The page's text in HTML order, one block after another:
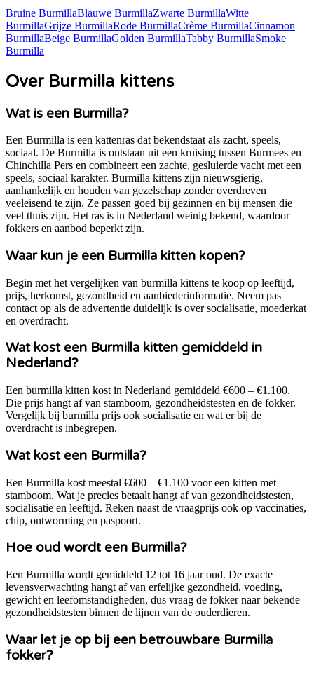
Bruine BurmillaBlauwe BurmillaZwarte BurmillaWitte
BurmillaGrijze BurmillaRode BurmillaCrème BurmillaCinnamon
BurmillaBeige BurmillaGolden BurmillaTabby BurmillaSmoke
Burmilla
Over Burmilla kittens
Wat is een Burmilla?
Een Burmilla is een kattenras dat bekendstaat als zacht, speels,
sociaal. De Burmilla is ontstaan uit een kruising tussen Burmees en
Chinchilla Pers en combineert een zachte, gesluierde vacht met een
speels, sociaal karakter. Burmilla kittens zijn nieuwsgierig,
aanhankelijk en houden van gezelschap zonder overdreven
veeleisend te zijn. Ze passen goed bij gezinnen en bij mensen die
veel thuis zijn. Het ras is in Nederland weinig bekend, waardoor
fokkers en aanbod beperkt zijn.
Waar kun je een Burmilla kitten kopen?
Begin met het vergelijken van burmilla kittens te koop op leeftijd,
prijs, herkomst, gezondheid en aanbiederinformatie. Neem pas
contact op als de advertentie duidelijk is over socialisatie, moederkat
en overdracht.
Wat kost een Burmilla kitten gemiddeld in
Nederland?
Een burmilla kitten kost in Nederland gemiddeld €600 – €1.100.
Die prijs hangt af van stamboom, gezondheidstesten en de fokker.
Vergelijk bij burmilla prijs ook socialisatie en wat er bij de
overdracht is inbegrepen.
Wat kost een Burmilla?
Een Burmilla kost meestal €600 – €1.100 voor een kitten met
stamboom. Wat je precies betaalt hangt af van gezondheidstesten,
socialisatie en leeftijd. Reken naast de vraagprijs ook op vaccinaties,
chip, ontworming en paspoort.
Hoe oud wordt een Burmilla?
Een Burmilla wordt gemiddeld 12 tot 16 jaar oud. De exacte
levensverwachting hangt af van erfelijke gezondheid, voeding,
gewicht en leefomstandigheden, dus vraag de fokker naar bekende
gezondheidstesten binnen de lijnen van de ouderdieren.
Waar let je op bij een betrouwbare Burmilla
fokker?